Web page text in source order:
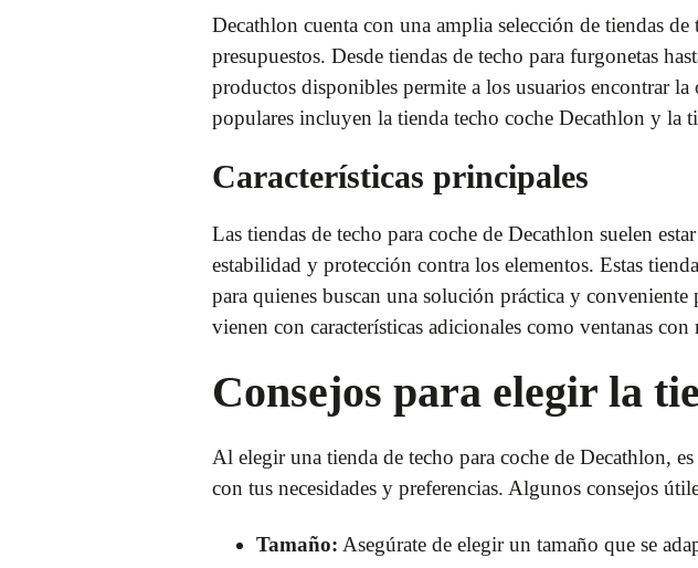
Decathlon cuenta con una amplia selección de tiendas de
presupuestos. Desde tiendas de techo para furgonetas
productos disponibles permite a los usuarios encontrar
populares incluyen la tienda techo coche Decathlon y la
Características principales
Las tiendas de techo para coche de Decathlon suelen
estabilidad y protección contra los elementos. Estas
para quienes buscan una solución práctica y
vienen con características adicionales como ventanas
Consejos para elegir la
Al elegir una tienda de techo para coche de Decathlon,
con tus necesidades y preferencias. Algunos consejos
Tamaño: Asegúrate de elegir un tamaño que se